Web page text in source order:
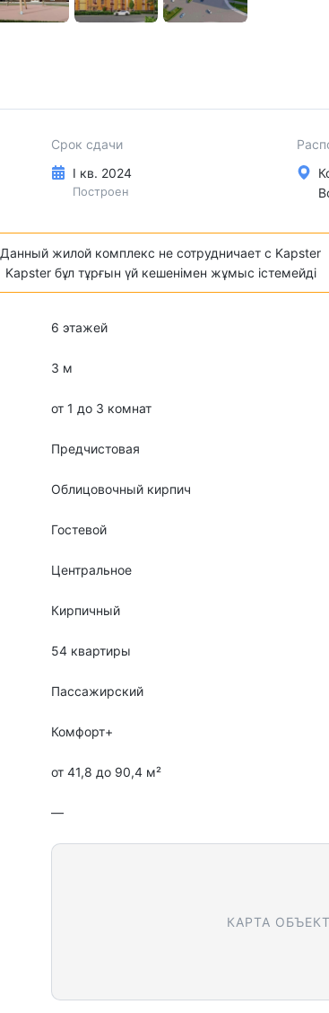
Срок сдачи
I кв. 2024
Построен
Данный жилой комплекс не сотрудничает с Kapster
Kapster бұл тұрғын үй кешенімен жұмыс істемейді
6 этажей
3 м
от 1 до 3 комнат
Предчистовая
Облицовочный кирпич
Гостевой
Центральное
Кирпичный
54 квартиры
Пассажирский
Комфорт+
от 41,8 до 90,4 м²
—
КАРТА